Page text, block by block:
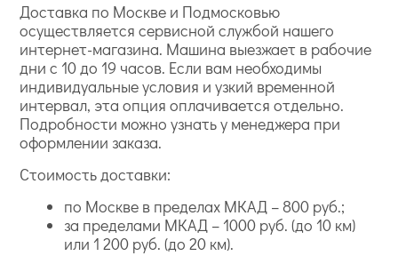
Доставка по Москве и Подмосковью
осуществляется сервисной службой нашего
интернет-магазина. Машина выезжает в рабочие
дни с 10 до 19 часов. Если вам необходимы
индивидуальные условия и узкий временной
интервал, эта опция оплачивается отдельно.
Подробности можно узнать у менеджера при
оформлении заказа.
Стоимость доставки:
по Москве в пределах МКАД – 800 руб.;
за пределами МКАД – 1000 руб. (до 10 км)
или 1 200 руб. (до 20 км).